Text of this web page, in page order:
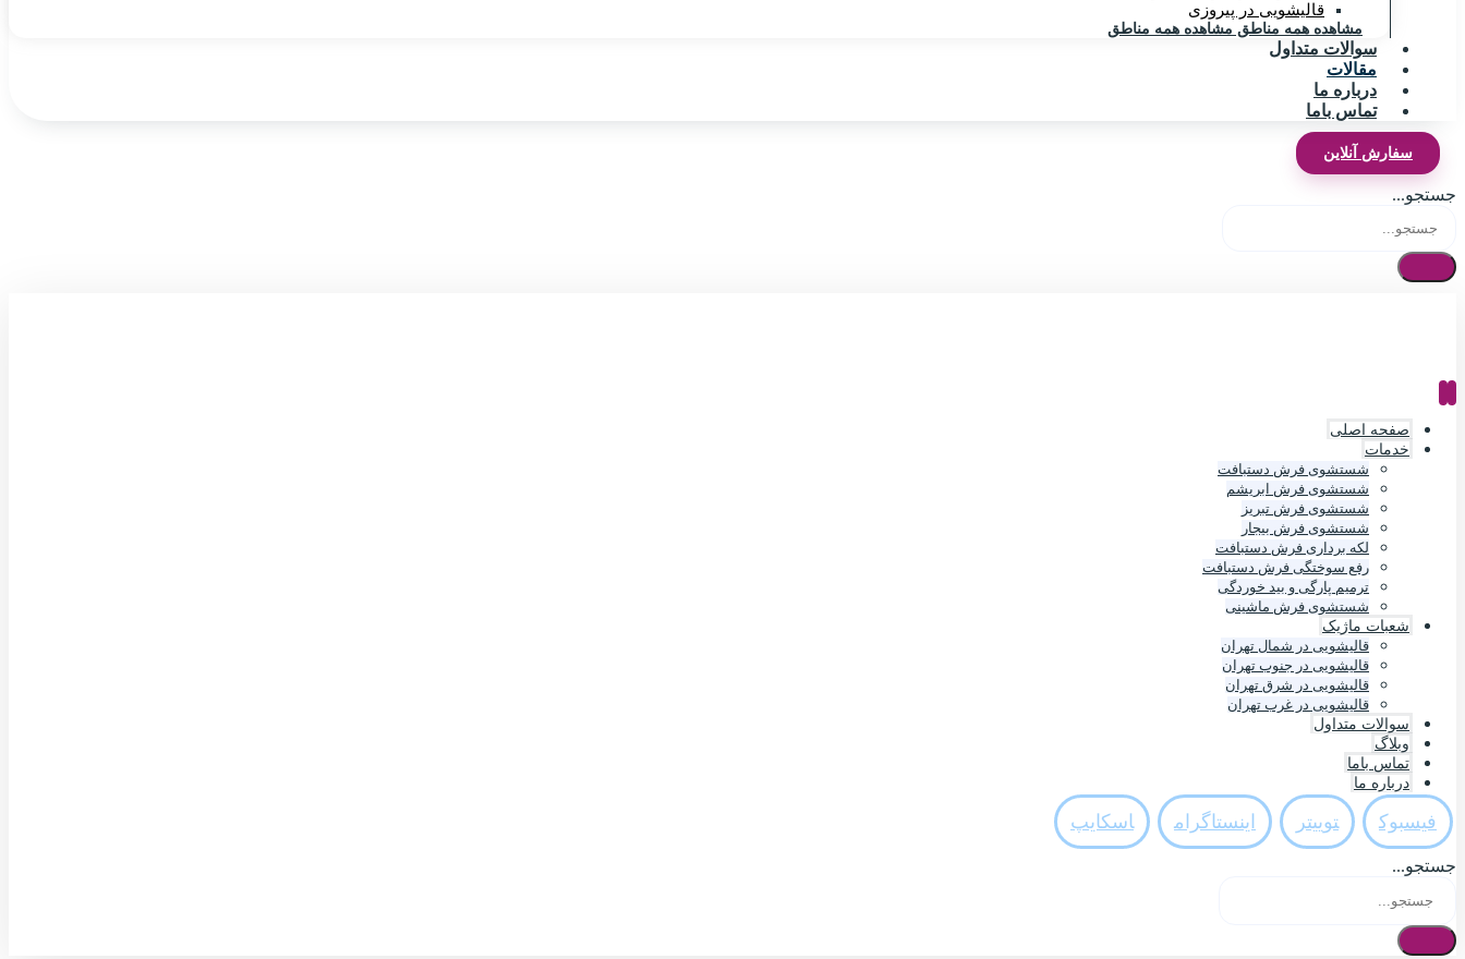
قالیشویی در پیروزی
مشاهده همه مناطق مشاهده همه مناطق
سوالات متداول
مقالات
درباره ما
تماس باما
سفارش آنلاین
جستجو...
صفحه اصلی
خدمات
شستشوی فرش دستبافت
شستشوی فرش ابریشم
شستشوی فرش تبریز
شستشوی فرش بیجار
لکه برداری فرش دستبافت
رفع سوختگی فرش دستبافت
ترمیم پارگی و بید خوردگی
شستشوی فرش ماشینی
شعبات ماژیک
قالیشویی در شمال تهران
قالیشویی در جنوب تهران
قالیشویی در شرق تهران
قالیشویی در غرب تهران
سوالات متداول
وبلاگ
تماس باما
درباره ما
فيسبوک تويیتر اینستاگرام اسکایپ
جستجو...